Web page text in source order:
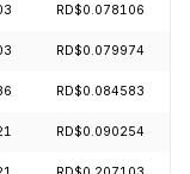
RD$0.078106
RD$0.079974
RD$0.084583
RD$0.090254